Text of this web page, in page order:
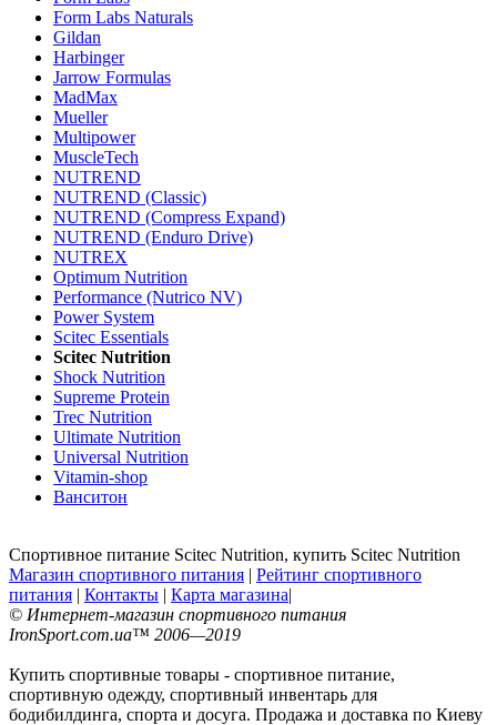
Form Labs Naturals
Gildan
Harbinger
Jarrow Formulas
MadMax
Mueller
Multipower
MuscleTech
NUTREND
NUTREND (Classic)
NUTREND (Compress Expand)
NUTREND (Enduro Drive)
NUTREX
Optimum Nutrition
Performance (Nutrico NV)
Power System
Scitec Essentials
Scitec Nutrition
Shock Nutrition
Supreme Protein
Trec Nutrition
Ultimate Nutrition
Universal Nutrition
Vitamin-shop
Ванситон
Спортивное питание Scitec Nutrition, купить Scitec Nutrition
Магазин спортивного питания | Рейтинг спортивного
питания | Контакты | Карта магазина|
© Интернет-магазин спортивного питания
IronSport.com.ua™ 2006—2019
Купить спортивные товары - спортивное питание,
спортивную одежду, спортивный инвентарь для
бодибилдинга, спорта и досуга. Продажа и доставка по Киеву